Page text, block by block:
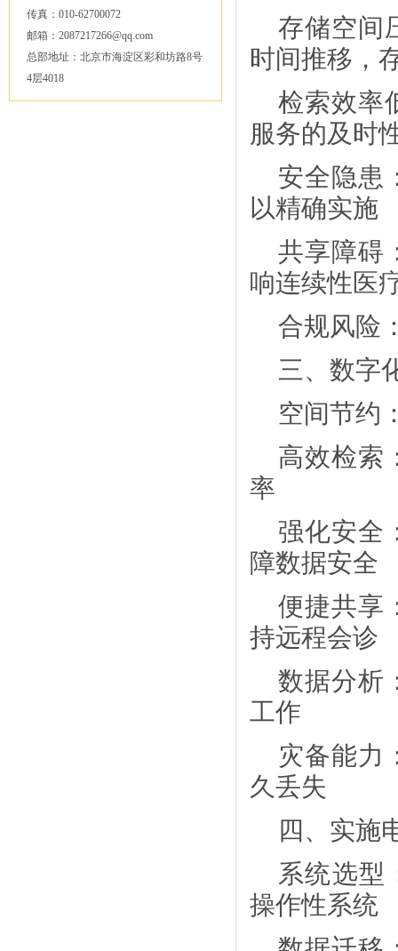
传真：010-62700072
邮箱：2087217266@qq.com
总部地址：北京市海淀区彩和坊路8号
4层4018
存储空间
时间推移，
检索效率
服务的及时
安全隐患
以精确实施
共享障碍
响连续性医
合规风险
三、数字
空间节约
高效检索
率
强化安全
障数据安全
便捷共享
持远程会诊
数据分析
工作
灾备能力
久丢失
四、实施
系统选型
操作性系统